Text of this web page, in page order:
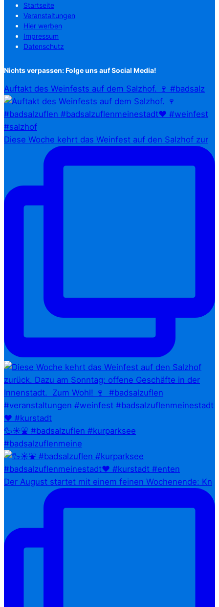
Startseite
Veranstaltungen
Hier werben
Impressum
Datenschutz
Nichts verpassen: Folge uns auf Social Media!
Auftakt des Weinfests auf dem Salzhof. 🍷 #badsalz
Diese Woche kehrt das Weinfest auf den Salzhof zur
🦆☀️⛲ #badsalzuflen #kurparksee
#badsalzuflenmeine
Der August startet mit einem feinen Wochenende: Kn